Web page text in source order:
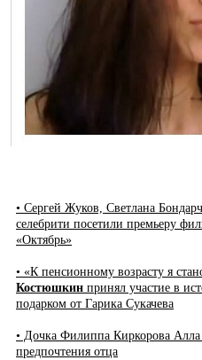
• Сергей Жуков, Светлана
селебрити посетили премьеру
«Октябрь»
• «К пенсионному возрасту я
Костюшкин принял участие в
подарком от Гарика Сукачева
• Дочка Филиппа Киркорова Алла
предпочтения отца